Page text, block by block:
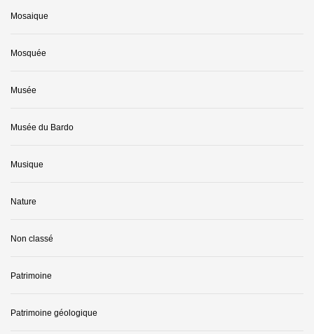
Mosaique
Mosquée
Musée
Musée du Bardo
Musique
Nature
Non classé
Patrimoine
Patrimoine géologique